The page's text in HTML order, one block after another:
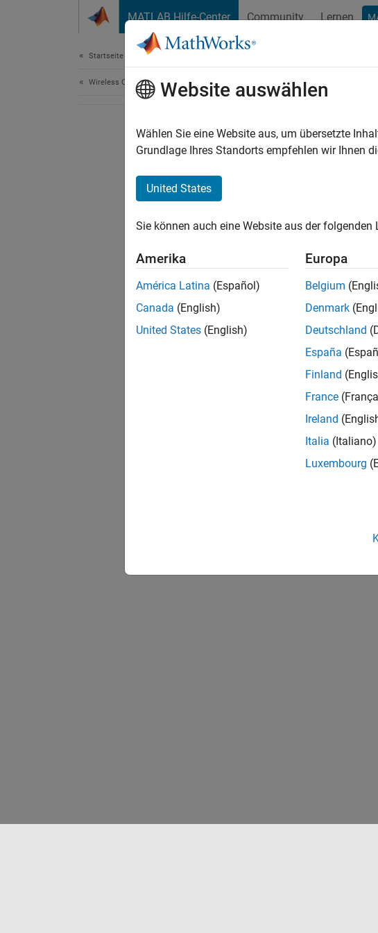
MATLAB Hilfe-Center Community Lernen
Startseite der Dokumentation
Wireless CommunicationsWebsite auswählen
Wählen Sie eine Website aus, um übersetzte
Grundlage Ihres Standorts empfehlen wir Ihnen
United States
Sie können auch eine Website aus der folgenden
Amerika
América Latina (Español)
Canada (English)
United States (English)
Europa
Belgium
Denmark
Deutschland
España
Finland
France
Ireland
Italia (Italiano)
Luxembourg